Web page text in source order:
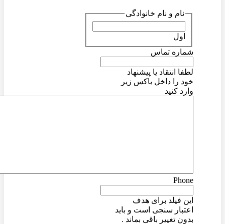
نام و نام خانوادگی
شماره تماس
لطفا انتقاد یا پیشنهاد
خود را داخل باکس زیر
وارد کنید
Phone
این فیلد برای هدف
اعتبار سنجی است و باید
بدون تغییر باقی بماند .